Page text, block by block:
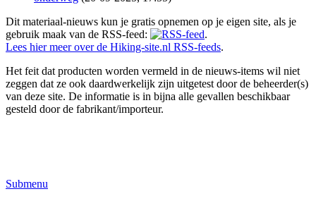
Dit materiaal-nieuws kun je gratis opnemen op je eigen site, als je
gebruik maak van de RSS-feed:
.
Lees hier meer over de Hiking-site.nl RSS-feeds.
Het feit dat producten worden vermeld in de nieuws-items wil niet
zeggen dat ze ook daardwerkelijk zijn uitgetest door de beheerder(s)
van deze site. De informatie is in bijna alle gevallen beschikbaar
gesteld door de fabrikant/importeur.
Submenu